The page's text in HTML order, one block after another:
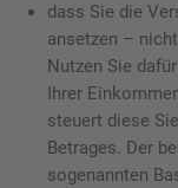
dass Sie die
ansetzen –
Nutzen Sie
Ihrer
steuert diese
Betrages. Der
sogenannten